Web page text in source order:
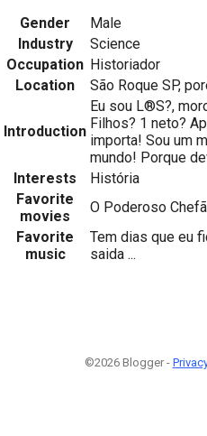
Gender
Male
Industry
Science
Occupation Historiador
Location
São Roque SP,
Introduction
Eu sou L®S?,
Filhos? 1 neto?
importa! Sou um
mundo! Porque
Interests
História
Favorite
movies
O Poderoso
Favorite
music
Tem dias que eu
saida ...
©2026 Blogger -